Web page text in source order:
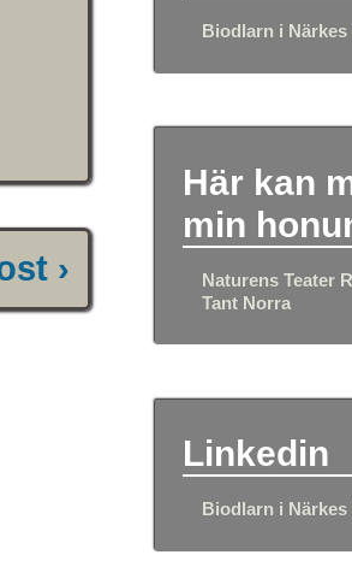
›
Biodlarn i Närkes
Här kan
min
Naturens Teater
Tant Norra
Linkedin
Biodlarn i Närkes